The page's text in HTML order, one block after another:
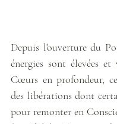
Depuis l'ouverture du
énergies sont élevées
Cœurs en profondeur,
des libérations dont
pour remonter en